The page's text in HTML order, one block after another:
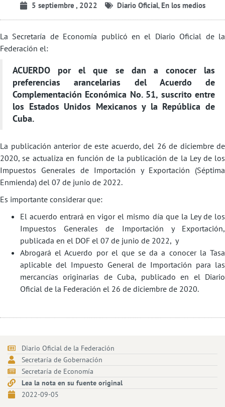
5 septiembre , 2022 Diario Oficial, En los medios
La Secretaría de Economía publicó en el Diario Oficial de la
Federación el:
ACUERDO por el que se dan a conocer las
preferencias arancelarias del Acuerdo de
Complementación Económica No. 51, suscrito entre
los Estados Unidos Mexicanos y la República de
Cuba.
La publicación anterior de este acuerdo, del 26 de diciembre de
2020, se actualiza en función de la publicación de la Ley de los
Impuestos Generales de Importación y Exportación (Séptima
Enmienda) del 07 de junio de 2022.
Es importante considerar que:
El acuerdo entrará en vigor el mismo día que la Ley de los
Impuestos Generales de Importación y Exportación,
publicada en el DOF el 07 de junio de 2022, y
Abrogará el Acuerdo por el que se da a conocer la Tasa
aplicable del Impuesto General de Importación para las
mercancías originarias de Cuba, publicado en el Diario
Oficial de la Federación el 26 de diciembre de 2020.
Diario Oficial de la Federación
Secretaría de Gobernación
Secretaría de Economía
Lea la nota en su fuente original
2022-09-05